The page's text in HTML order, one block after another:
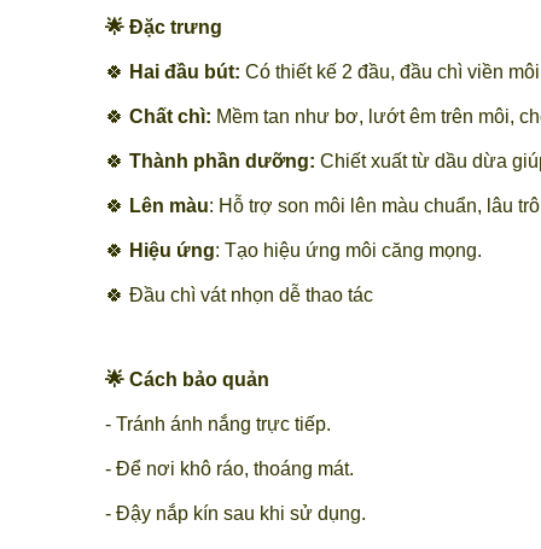
🌟 Đặc trưng
🍀 Hai đầu bút: Có thiết kế 2 đầu, đầu chì viền
🍀 Chất chì: Mềm tan như bơ, lướt êm trên môi,
🍀 Thành phần dưỡng: Chiết xuất từ dầu dừa
🍀 Lên màu: Hỗ trợ son môi lên màu chuẩn, lâu
🍀 Hiệu ứng: Tạo hiệu ứng môi căng mọng.
🍀 Đầu chì vát nhọn dễ thao tác
🌟 Cách bảo quản
- Tránh ánh nắng trực tiếp.
- Để nơi khô ráo, thoáng mát.
- Đậy nắp kín sau khi sử dụng.